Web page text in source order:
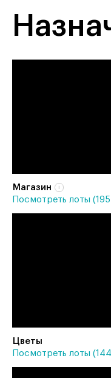
Магазин
Посмотреть лоты
Цветы
Посмотреть лоты